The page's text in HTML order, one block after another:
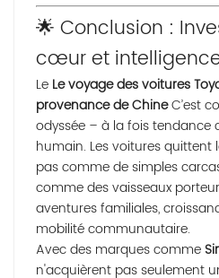
🌟 Conclusion :
cœur et
Le Le voyage des voitures
provenance de ChineC’est
odyssée – à la fois tendance
humain. Les voitures quittent
pas comme de simples
comme des vaisseaux
aventures familiales,
mobilité communautaire.
Avec des marques comme
n'acquièrent pas seulement